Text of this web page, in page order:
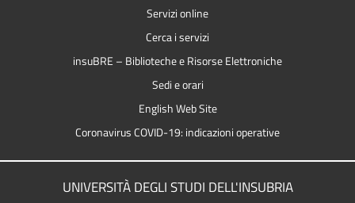
Servizi online
Cerca i servizi
insuBRE – Biblioteche e Risorse Elettroniche
Sedi e orari
English Web Site
Coronavirus COVID-19: indicazioni operative
UNIVERSITÀ DEGLI STUDI DELL'INSUBRIA